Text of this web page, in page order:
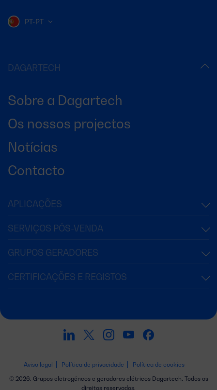
DAGARTECH
Sobre a Dagartech
Os nossos projectos
Notícias
Contacto
PT-PT
APLICAÇÕES
SERVIÇOS PÓS-VENDA
GRUPOS GERADORES
CERTIFICAÇÕES E REGISTOS
Aviso legal Política de privacidade
Política de cookies
© 2026. Grupos eletrogéneos e geradores elétricos Dagartech. Todos os
direitos reservados.